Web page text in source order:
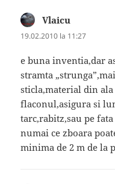
Vlaicu
19.02.2010 la 11:27
e buna inventia,dar
stramta
sticla,material din
flaconul,asigura si
tarc,rabitz,sau pe
numai ce zboara
minima de 2 m de la